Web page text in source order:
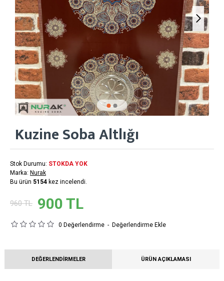
Kuzine Soba Altlığı
Stok Durumu: STOKDA YOK
Marka: Nurak
Bu ürün 5154 kez incelendi.
0 Değerlendirme - Değerlendirme Ekle
900 TL
960 TL
DEĞERLENDIRMELER ÜRÜN AÇIKLAMASI